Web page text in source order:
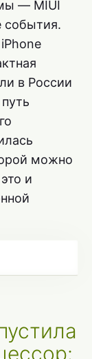
— MIUI
события.
в России
можно
и